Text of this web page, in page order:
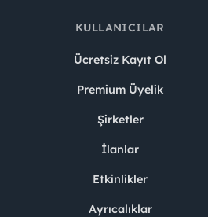
KULLANICILAR
Ücretsiz Kayıt Ol
Premium Üyelik
Şirketler
İlanlar
Etkinlikler
Ayrıcalıklar